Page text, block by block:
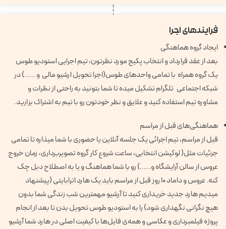
فرایندهای اجرا
ایجاد گروه هماهنگی
بعد از عقد قرارداد و انتخاب پکیج مورد نظرتون، تیم اجرایی استودیو طوس
یک گروه همراه با تمامی واحدهای طوس(اجرا تحویل ارشیو مالی و ……) در
شبکه اجتماعی تلگرام تشکیل میده تا شما بتونید به راحتی از نظرات و
مشاوره تیم استفاده کنید و علایق و نظر خودتون رو با تیم به اشتراک بزارید.
هماهنگی‌های قبل از مراسم
قبل از مراسم، تیم اجرائی یک جلسه آنلاین یا حضوری با شما میذاره تا تمامی
جزئیات مثل( لوکیشن انتخابی، ساعت شروع کار گروه تصویربرداری، زمان خروج
عروس از سالن آرایشگاه و……) رو با شما هماهنگ و یا به اصطلاح دبل چک
کنه. عروس و داماد ۱۰ روز قبل از مراسم باید یک هارد ۱ترابایتی (پیشنهاد
میدیم هارد جدید خریداری کنید تا آرشیو مهمترین شب زندگی شما بدون
هیچ نگرانی نگهداری شود) را به استودیو طوس تحویل بدن تا بعد از انجام
پروژه فیلمبرداری و عکاسی و همه‌ی فایل‌ها با کیفیت اصلی در هارد شما ‌آرشیو